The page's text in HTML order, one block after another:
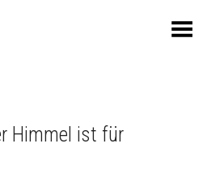
Toggle Menu
Himmel ist für